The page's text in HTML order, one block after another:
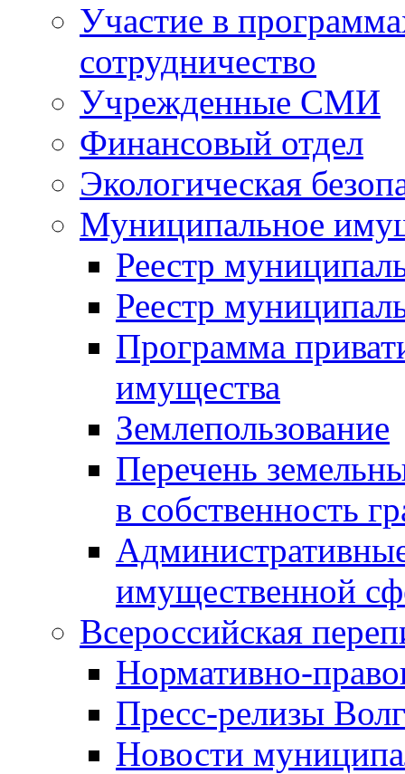
Участие в
сотрудничество
Учрежденные СМИ
Финансовый отдел
Экологическая
Муниципальное
Реестр
Реестр
Программа
имущества
Землепользование
Перечень
в собственность
имущественной
Всероссийская
Нормативно-
Пресс-релизы
Новости